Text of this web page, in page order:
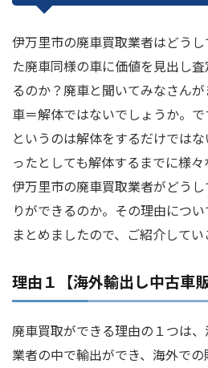
伊万里市の廃車買取業者はどう
た廃車同様の車に価値を見出し
るのか？廃車と聞いてみなさん
車＝解体ではないでしょうか。
というのは解体をするだけでは
ったとしても解体するまでに様
伊万里市の廃車買取業者がどう
りができるのか。その理由につ
まとめましたので、ご紹介してい
理由１【海外輸出し中古車販
廃車買取ができる理由の１つは
業者の中で輸出ができ、海外で